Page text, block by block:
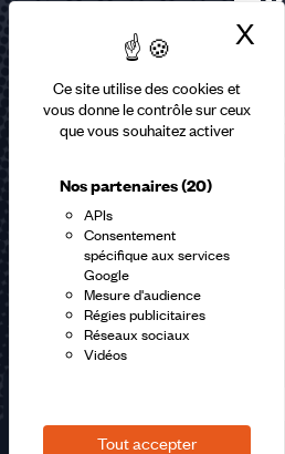
Ce site utilise des cookies et
vous donne le contrôle sur ceux
que vous souhaitez activer
Nos partenaires(20)
APIs
Consentement
spécifique aux services
Google
Mesure d'audience
Régies publicitaires
Réseaux sociaux
Vidéos
Tout accepter
X
Abonnez-vous à
En m'inscrivant à la newsletter,
lapolitique de